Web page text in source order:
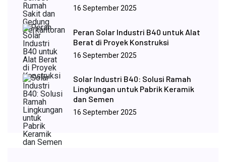
16 September 2025
Peran Solar Industri B40 untuk Alat
Berat di Proyek Konstruksi
16 September 2025
Solar Industri B40: Solusi Ramah
Lingkungan untuk Pabrik Keramik
dan Semen
16 September 2025